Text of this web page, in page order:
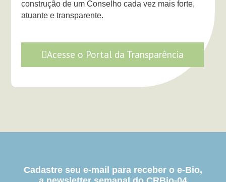
construção de um Conselho cada vez mais forte,
atuante e transparente.
Acesse o Portal da Transparência
Cadastre seu e-mail para receber o e-Bio,